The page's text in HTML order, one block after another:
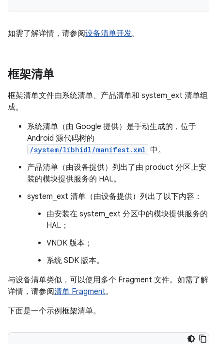
如需了解详情，请参阅设备清单开发。
框架清单
框架清单文件由系统清单、产品清单和 system_ext 清单组
成。
系统清单（由 Google 提供）是手动生成的，位于
Android 源代码树的
/system/libhidl/manifest.xml 中。
产品清单（由设备提供）列出了由 product 分区上安
装的模块提供服务的 HAL。
system_ext 清单（由设备提供）列出了以下内容：
由安装在 system_ext 分区中的模块提供服务的
HAL；
VNDK 版本；
系统 SDK 版本。
与设备清单类似，可以使用多个 Fragment 文件。如需了解
详情，请参阅清单 Fragment。
下面是一个示例框架清单。